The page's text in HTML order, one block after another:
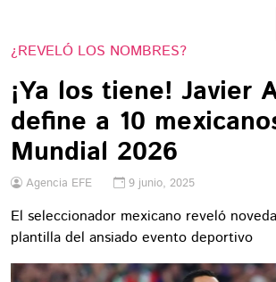
¿REVELÓ LOS NOMBRES?
¡Ya los tiene! Javier
define a 10
Mundial 2026
Agencia EFE 9 junio, 2025
El seleccionador mexicano reveló
plantilla del ansiado evento deportivo